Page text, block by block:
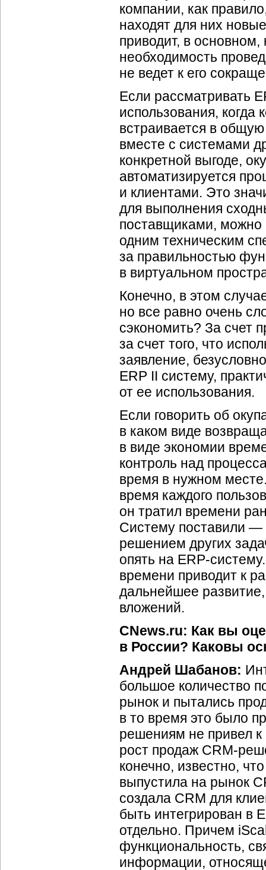
компании, как
находят для них
приводит, в основном,
необходимость
не ведет к его
Если рассматривать
использования, когда
встраивается в
вместе с системами
конкретной выгоде,
автоматизируется
и клиентами. Это
для выполнения
поставщиками,
одним техническим
за правильностью
в виртуальном
Конечно, в этом
но все равно очень
сэкономить? За счет
за счет того, что
заявление,
ERP II систему,
от ее использования.
Если говорить об
в каком виде
в виде экономии
контроль над
время в нужном
время каждого
он тратил времени
Систему поставили —
решением других
опять на ERP-
времени приводит к
дальнейшее
вложений.
CNews.ru: Как вы
в России? Каковы
Андрей Шабанов:
большое количество
рынок и пытались
в то время это было
решениям не привел к
рост продаж CRM-
конечно, известно,
выпустила на рынок
создала CRM для
быть интегрирован в
отдельно. Причем
функциональность,
информации,